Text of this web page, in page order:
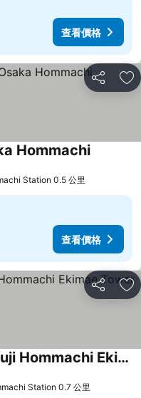
查看價格
分享 放
Hommachi查看價格
Station 0.5 公里
查看價格
分享 放
APA Hotel & Resort Midosuji Hommachi Ekimae Tower
Station 0.7 公里